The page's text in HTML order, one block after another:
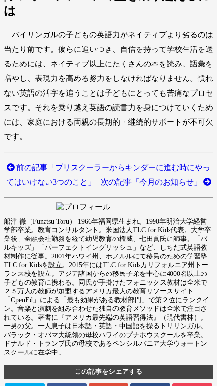
は
バイリンガルの子どもの英語力がネイティブより劣るのは
当たり前です。彼らに追いつき、自信を持って学校生活を送
るためには、ネイティブ以上にたくさんの本を読み、語彙を
増やし、表現力を高める努力をしなければなりません。慣れ
ない英語の活字を追うことは子どもにとっても苦痛なプロセ
スです。それを乗り越え英語の読書力を身につけていくため
には、家庭における両親の長期的・継続的サポートが不可欠
です。
前の記事「プリスクーラーからキンダーに進む時にやっ
てはいけない3つのこと」
| 次の記事「今月のお知らせ」
船津 徹（Funatsu Toru） 1966年福岡県生まれ。1990年明治大学経営
学部卒業。教育コンサルタント。米国法人TLC for Kids代表。大学卒
業後、金融会社勤務を経て幼児教育の権威、七田眞氏に師事。「パ
ルキッズ」「パーフェクトイングリッシュ」など、しちだ式英語教
材制作に従事。2001年ハワイ州、ホノルルにて移民のための学習塾
TLC for Kidsを設立。2015年にはTLC for Kidsカリフォルニア州トー
ランス校を設立。アジア諸国からの移民子弟を中心に4000名以上の
子どもの教育に携わる。同氏が手掛けたフォニックス教材は全米で
２５万人の教師が加盟するアメリカ最大の教育リソースサイト
「OpenEd」による「最も効果がある教材部門」で第２位にランクイ
ン。音楽と演劇を組み合わせた独自の教育メソッドは全米で注目さ
れている。著書に『アメリカ最先端の英語習得法』（現代書林）。
一男の父。一人息子は日本語・英語・中国語を操るトリリンガル。
バラック・オバマ大統領の母校ハワイのプナホウスクールを卒業。
ドナルド・トランプ氏の母校であるペンシルバニア大学ウォートン
スクールに在学中。
この記事をシェアする